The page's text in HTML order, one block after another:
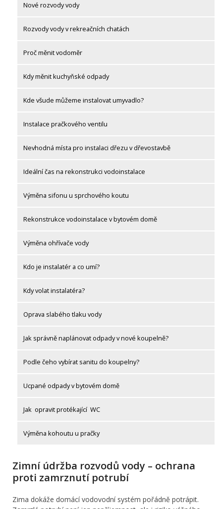
Nové rozvody vody
Rozvody vody v rekreačních chatách
Proč měnit vodoměr
Kdy měnit kuchyňské odpady
Kde všude můžeme instalovat umyvadlo?
Instalace pračkového ventilu
Nevhodná místa pro instalaci dřezu v dřevostavbě
Ideální čas na rekonstrukci vodoinstalace
Výměna sifonu u sprchového koutu
Rekonstrukce vodoinstalace v bytovém domě
Výměna ohřívače vody
Kdo je instalatér a co umí?
Kdy volat instalatéra?
Oprava slabého tlaku vody
Jak správně naplánovat odpady v nové koupelně?
Podle čeho vybírat sanitu do koupelny?
Ucpané odpady v bytovém domě
Jak opravit protékající WC
Výměna kohoutu u pračky
Zimní údržba rozvodů vody – ochrana
proti zamrznutí potrubí
Zima dokáže domácí vodovodní systém pořádně potrápit.